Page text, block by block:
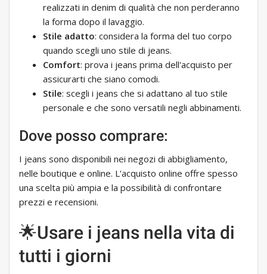
realizzati in denim di qualità che non perderanno
la forma dopo il lavaggio.
Stile adatto: considera la forma del tuo corpo
quando scegli uno stile di jeans.
Comfort: prova i jeans prima dell'acquisto per
assicurarti che siano comodi.
Stile: scegli i jeans che si adattano al tuo stile
personale e che sono versatili negli abbinamenti.
Dove posso comprare:
I jeans sono disponibili nei negozi di abbigliamento,
nelle boutique e online. L'acquisto online offre spesso
una scelta più ampia e la possibilità di confrontare
prezzi e recensioni.
🌟Usare i jeans nella vita di
tutti i giorni